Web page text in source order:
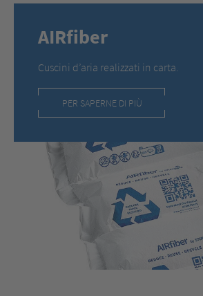
AIRfiber
Cuscini d’aria realizzati in carta.
PER SAPERNE DI PIÙ